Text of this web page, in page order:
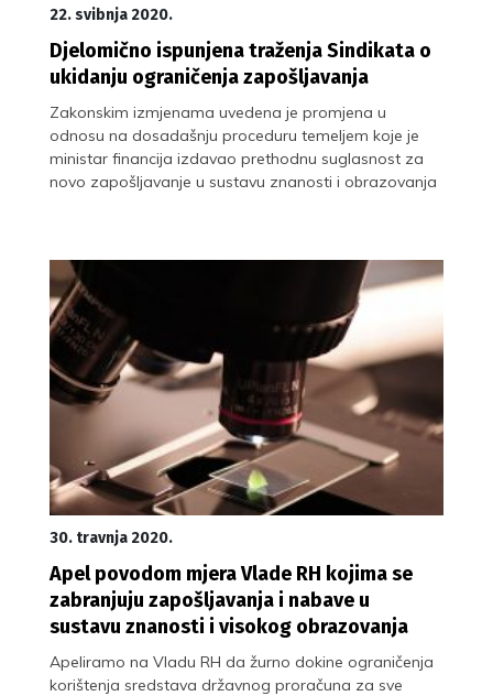
22. svibnja 2020.
Djelomično ispunjena traženja Sindikata o
ukidanju ograničenja zapošljavanja
Zakonskim izmjenama uvedena je promjena u
odnosu na dosadašnju proceduru temeljem koje je
ministar financija izdavao prethodnu suglasnost za
novo zapošljavanje u sustavu znanosti i obrazovanja
30. travnja 2020.
Apel povodom mjera Vlade RH kojima se
zabranjuju zapošljavanja i nabave u
sustavu znanosti i visokog obrazovanja
Apeliramo na Vladu RH da žurno dokine ograničenja
korištenja sredstava državnog proračuna za sve